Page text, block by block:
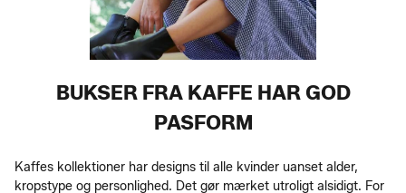
BUKSER FRA KAFFE HAR GOD
PASFORM
Kaffes kollektioner har designs til alle kvinder uanset alder,
kropstype og personlighed. Det gør mærket utroligt alsidigt. For